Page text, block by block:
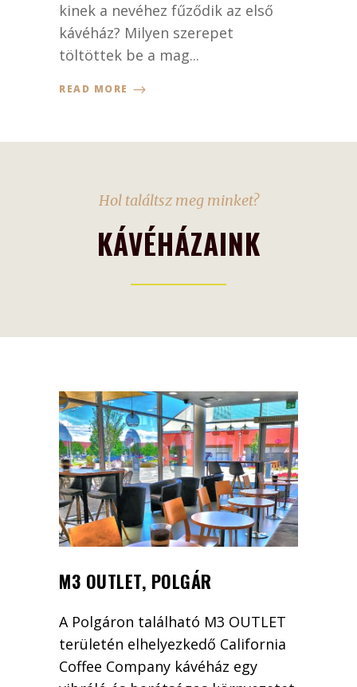
kinek a nevéhez fűződik az első
kávéház? Milyen szerepet
töltöttek be a mag...
READ MORE
Hol találtsz meg minket?
KÁVÉHÁZAINK
M3 OUTLET, POLGÁR
A Polgáron található M3 OUTLET
területén elhelyezkedő California
Coffee Company kávéház egy